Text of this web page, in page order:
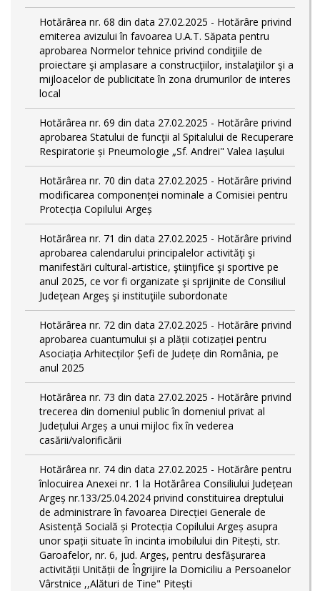
Hotărârea nr. 68 din data 27.02.2025 - Hotărâre privind
emiterea avizului în favoarea U.A.T. Săpata pentru
aprobarea Normelor tehnice privind condiţiile de
proiectare şi amplasare a construcţiilor, instalaţiilor şi a
mijloacelor de publicitate în zona drumurilor de interes
local
Hotărârea nr. 69 din data 27.02.2025 - Hotărâre privind
aprobarea Statului de funcţii al Spitalului de Recuperare
Respiratorie și Pneumologie „Sf. Andrei" Valea Iașului
Hotărârea nr. 70 din data 27.02.2025 - Hotărâre privind
modificarea componenței nominale a Comisiei pentru
Protecția Copilului Argeș
Hotărârea nr. 71 din data 27.02.2025 - Hotărâre privind
aprobarea calendarului principalelor activităţi şi
manifestări cultural-artistice, ştiinţifice şi sportive pe
anul 2025, ce vor fi organizate şi sprijinite de Consiliul
Judeţean Argeş şi instituţiile subordonate
Hotărârea nr. 72 din data 27.02.2025 - Hotărâre privind
aprobarea cuantumului și a plății cotizației pentru
Asociația Arhitecților Șefi de Județe din România, pe
anul 2025
Hotărârea nr. 73 din data 27.02.2025 - Hotărâre privind
trecerea din domeniul public în domeniul privat al
Județului Argeș a unui mijloc fix în vederea
casării/valorificării
Hotărârea nr. 74 din data 27.02.2025 - Hotărâre pentru
înlocuirea Anexei nr. 1 la Hotărârea Consiliului Județean
Argeș nr.133/25.04.2024 privind constituirea dreptului
de administrare în favoarea Direcției Generale de
Asistență Socială și Protecția Copilului Argeș asupra
unor spații situate în incinta imobilului din Pitești, str.
Garoafelor, nr. 6, jud. Argeș, pentru desfășurarea
activității Unității de Îngrijire la Domiciliu a Persoanelor
Vârstnice ,,Alături de Tine" Pitești